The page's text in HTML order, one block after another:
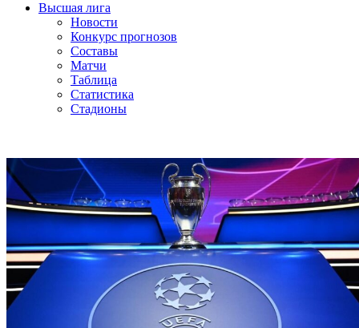
Высшая лига
Новости
Конкурс прогнозов
Составы
Матчи
Таблица
Статистика
Стадионы